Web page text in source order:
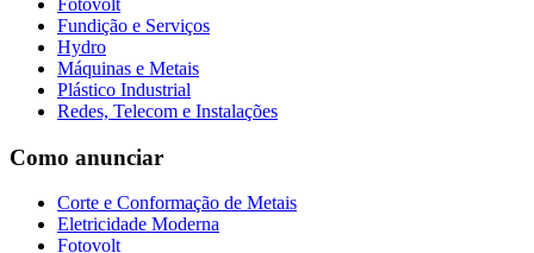
Fundição e Serviços
Hydro
Máquinas e Metais
Plástico Industrial
Redes, Telecom e Instalações
Como anunciar
Corte e Conformação de Metais
Eletricidade Moderna
Fotovolt